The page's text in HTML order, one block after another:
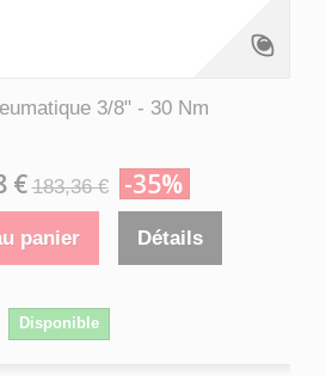
3/8" - 30 Nm
€ 183,36 € -35%
panier Détails
Disponible